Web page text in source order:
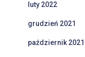
luty 2022
grudzień 2021
październik 2021